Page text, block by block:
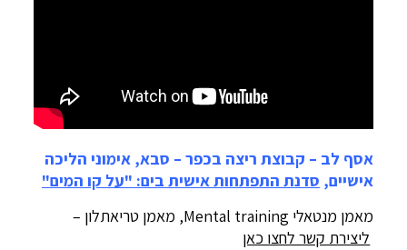
אסף לב – קבוצת ריצה בכפר – סבא, אימוני הליכה
אישיים, סדנת התפתחות אישית בים: "על קו המים"
מאמן מנטאלי Mental training, מאמן טריאתלון –
ליצירת קשר לחצו כאן